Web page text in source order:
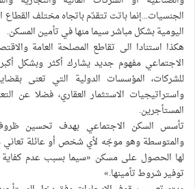
الجنسيات...إنما باتت تتقدّم باتجاه مختلف
اليومية بشكل مباشر سيما منها في تأمين المسكن.
هكذا استنادا الى تقاطع المصلحة العامة
الاجتماعي مفهوم جديد يشارك أكثر وبشكل
للشركات، المؤسسات الدولية التي تعنى
واستراتيجيات الاستثمار العقاري، فضلا عن
المستأجرين.
تأسس السكن الاجتماعي بهدف تحسين ظروف
والمتوسطة وهو موجّه لأي شخص أو عائلة
لها الحصول على مسكن «سيما بسبب عدم كفاية
توفير شروط تأمينها.»